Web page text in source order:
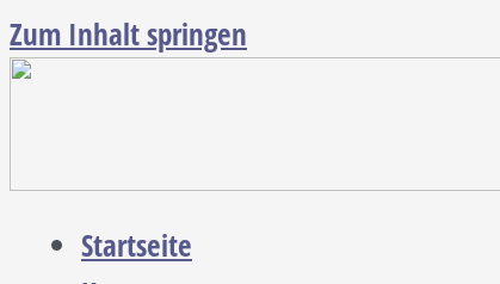
Zum Inhalt springen
Startseite